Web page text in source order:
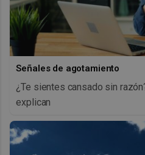
Señales de agotamiento
¿Te sientes cansado sin
explican